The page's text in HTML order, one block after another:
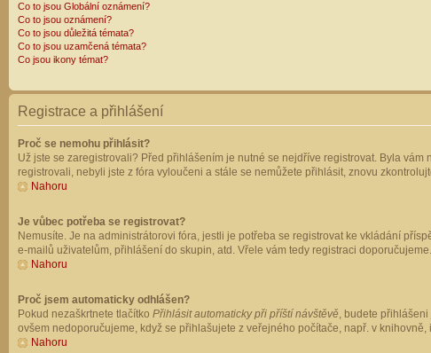
Co to jsou Globální oznámení?
Co to jsou oznámení?
Co to jsou důležitá témata?
Co to jsou uzamčená témata?
Co jsou ikony témat?
Registrace a přihlášení
Proč se nemohu přihlásit?
Už jste se zaregistrovali? Před přihlášením je nutné se nejdříve registrovat. Byla
registrovali, nebyli jste z fóra vyloučeni a stále se nemůžete přihlásit, znovu
Nahoru
Je vůbec potřeba se registrovat?
Nemusíte. Je na administrátorovi fóra, jestli je potřeba se registrovat ke vkládání
e-mailů uživatelům, přihlášení do skupin, atd. Vřele vám tedy registraci
Nahoru
Proč jsem automaticky odhlášen?
Pokud nezaškrtnete tlačítko Přihlásit automaticky při příští návštěvě, budete
ovšem nedoporučujeme, když se přihlašujete z veřejného počítače, např. v
Nahoru